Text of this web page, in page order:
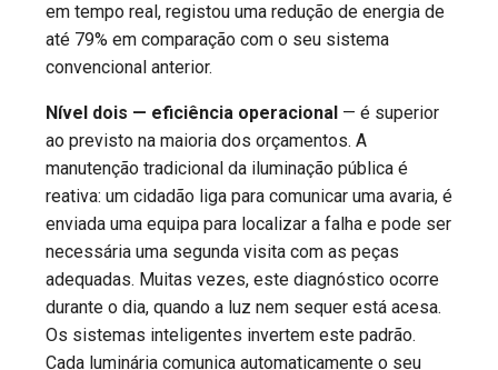
em tempo real, registou uma redução de energia de
até 79% em comparação com o seu sistema
convencional anterior.
Nível dois — eficiência operacional — é superior
ao previsto na maioria dos orçamentos. A
manutenção tradicional da iluminação pública é
reativa: um cidadão liga para comunicar uma avaria, é
enviada uma equipa para localizar a falha e pode ser
necessária uma segunda visita com as peças
adequadas. Muitas vezes, este diagnóstico ocorre
durante o dia, quando a luz nem sequer está acesa.
Os sistemas inteligentes invertem este padrão.
Cada luminária comunica automaticamente o seu